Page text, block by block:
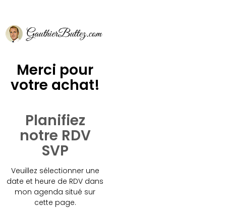
Merci pour
votre achat!
Planifiez
notre RDV
SVP
Veuillez sélectionner une
date et heure de RDV dans
mon agenda situé sur
cette page.